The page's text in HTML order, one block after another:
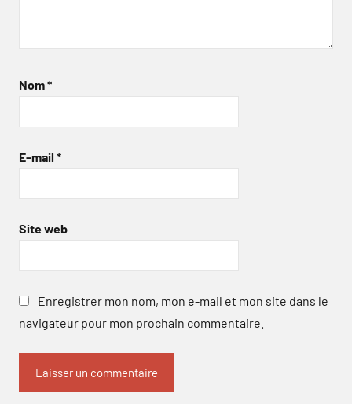
Nom*
E-mail *
Site web
Enregistrer mon nom, mon e-mail et mon site dans le
navigateur pour mon prochain commentaire.